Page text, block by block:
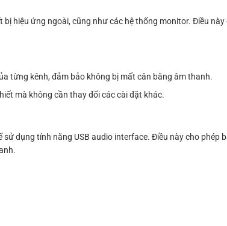
hiệu ứng ngoài, cũng như các hệ thống monitor. Điều
từng kênh, đảm bảo không bị mất cân bằng âm thanh.
mà không cần thay đổi các cài đặt khác.
sử dụng tính năng USB audio interface. Điều này cho phép